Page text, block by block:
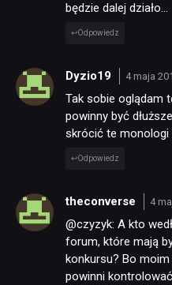
będzie dalej działo…
Odpowiedz
Dyzio19 4 maja
Tak sobie oglądam
powinny być
skrócić te monologi
Odpowiedz
theconverse 4
@czyzyk: A kto
forum, które mają
konkursu? Bo
powinni